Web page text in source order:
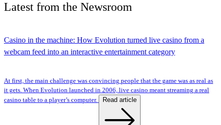
Latest from the Newsroom
Casino in the machine: How Evolution turned live casino from a
webcam feed into an interactive entertainment category
At first, the main challenge was convincing people that the game was as real as
it gets. When Evolution launched in 2006, live casino meant streaming a real
casino table to a player’s computer.
Read article